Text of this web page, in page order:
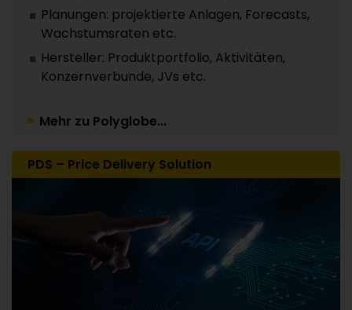
Planungen: projektierte Anlagen, Forecasts,
Wachstumsraten etc.
Hersteller: Produktportfolio, Aktivitäten,
Konzernverbunde, JVs etc.
Mehr zu Polyglobe...
PDS – Price Delivery Solution